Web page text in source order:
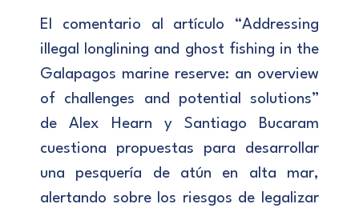
El comentario al artículo “Addressing
illegal longlining and ghost fishing in the
Galapagos marine reserve: an overview
of challenges and potential solutions”
de Alex Hearn y Santiago Bucaram
cuestiona propuestas para desarrollar
una pesquería de atún en alta mar,
alertando sobre los riesgos de legalizar